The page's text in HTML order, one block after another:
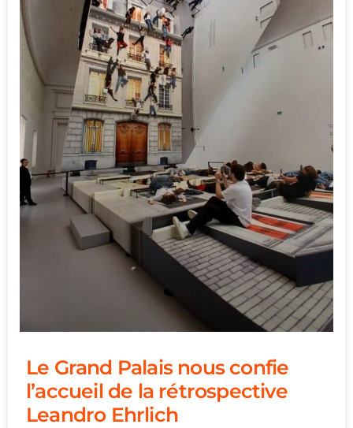
Le Grand Palais nous confie
l’accueil de la rétrospective
Leandro Ehrlich